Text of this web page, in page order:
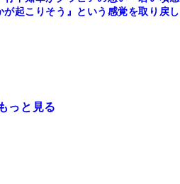
が起こりそう』という感覚を取り戻し
っと見る